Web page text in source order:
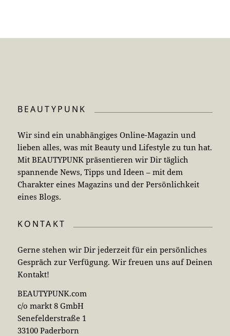
BEAUTYPUNK
Wir sind ein unabhängiges Online-Magazin und
lieben alles, was mit Beauty und Lifestyle zu tun hat.
Mit BEAUTYPUNK präsentieren wir Dir täglich
spannende News, Tipps und Ideen – mit dem
Charakter eines Magazins und der Persönlichkeit
eines Blogs.
KONTAKT
Gerne stehen wir Dir jederzeit für ein persönliches
Gespräch zur Verfügung. Wir freuen uns auf Deinen
Kontakt!
BEAUTYPUNK.com
c/o markt 8 GmbH
Senefelderstraße 1
33100 Paderborn